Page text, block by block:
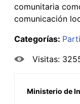
comunitaria
comunicación
Categorías:
Visitas:
Ministerio de